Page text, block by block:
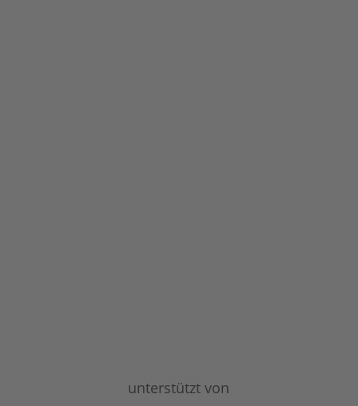
unterstützt von